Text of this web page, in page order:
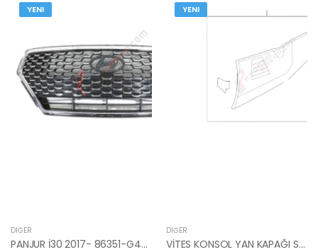
YENI
DIĞER
PANJUR İ30 2017- 86351-G4010-HMC
YENI
DIĞER
VİTES KONSOL YAN KAPAĞI SOL 84680-1E000WK-HMC